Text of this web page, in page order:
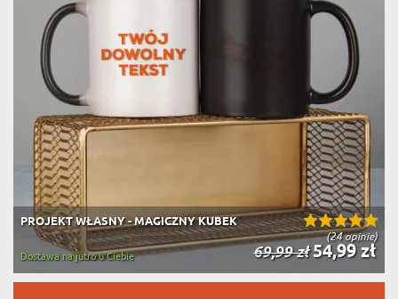
(24 opinie)
PROJEKT WŁASNY - MAGICZNY KUBEK
69,99 zł54,99 zł
Dostawa na jutro u Ciebie